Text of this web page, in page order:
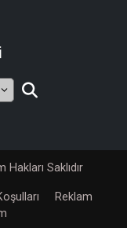
Hakları Saklıdır
Reklam